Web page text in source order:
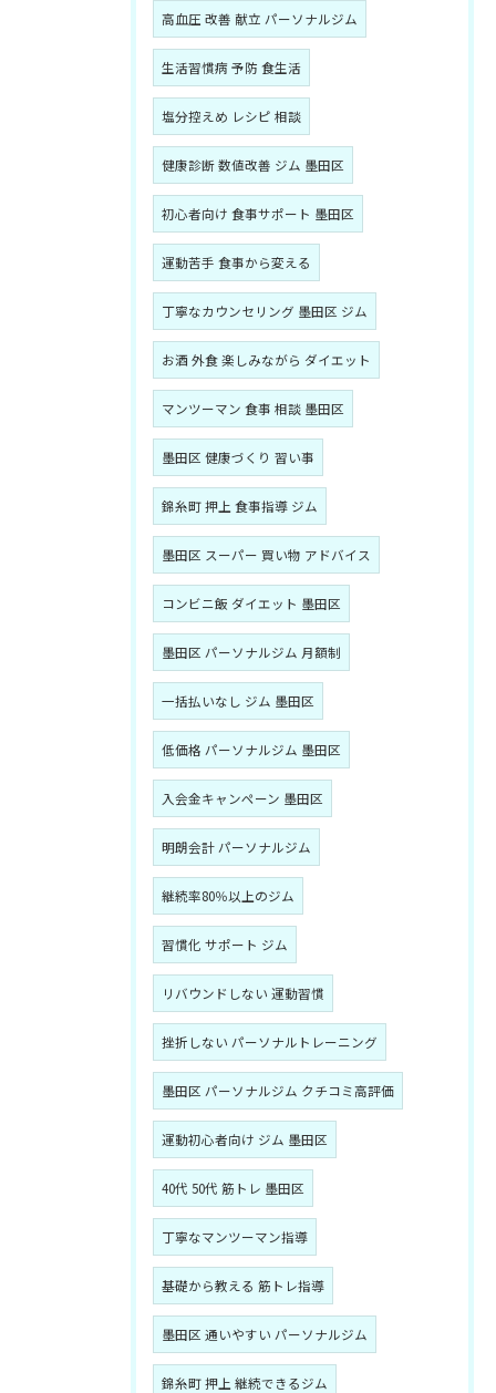
高血圧 改善 献立 パーソナルジム
生活習慣病 予防 食生活
塩分控えめ レシピ 相談
健康診断 数値改善 ジム 墨田区
初心者向け 食事サポート 墨田区
運動苦手 食事から変える
丁寧なカウンセリング 墨田区 ジム
お酒 外食 楽しみながら ダイエット
マンツーマン 食事 相談 墨田区
墨田区 健康づくり 習い事
錦糸町 押上 食事指導 ジム
墨田区 スーパー 買い物 アドバイス
コンビニ飯 ダイエット 墨田区
墨田区 パーソナルジム 月額制
一括払いなし ジム 墨田区
低価格 パーソナルジム 墨田区
入会金キャンペーン 墨田区
明朗会計 パーソナルジム
継続率80％以上のジム
習慣化 サポート ジム
リバウンドしない 運動習慣
挫折しない パーソナルトレーニング
墨田区 パーソナルジム クチコミ高評価
運動初心者向け ジム 墨田区
40代 50代 筋トレ 墨田区
丁寧なマンツーマン指導
基礎から教える 筋トレ指導
墨田区 通いやすい パーソナルジム
錦糸町 押上 継続できるジム